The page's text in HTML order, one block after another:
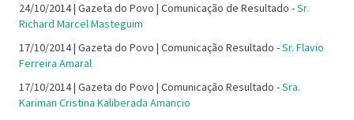
24/10/2014 | Gazeta do Povo | Comunicação de Resultado -Sr.
Richard Marcel Masteguim
17/10/2014 | Gazeta do Povo | Comunicação Resultado -Sr. Flavio
Ferreira Amaral
17/10/2014 | Gazeta do Povo | Comunicação Resultado -Sra.
Kariman Cristina Kaliberada Amancio